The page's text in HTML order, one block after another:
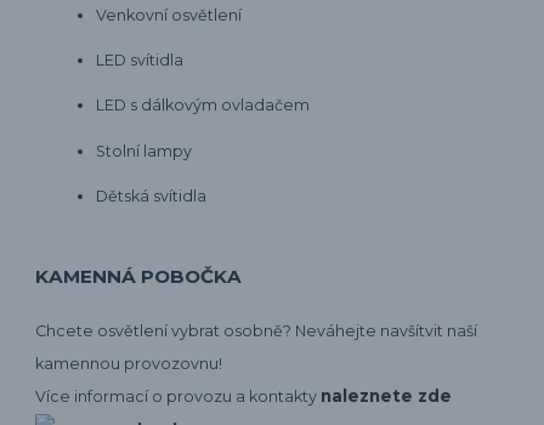
Venkovní osvětlení
LED svítidla
LED s dálkovým ovladačem
Stolní lampy
Dětská svítidla
KAMENNÁ POBOČKA
Chcete osvětlení vybrat osobně? Neváhejte navšítvit naší
kamennou provozovnu!
Více informací o provozu a kontakty naleznete zde